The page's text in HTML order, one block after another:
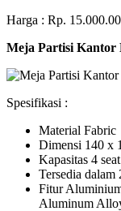
Harga : Rp.
Meja Partisi Kantor
Spesifikasi :
Material Fabric
Dimensi 140 x
Kapasitas 4 seat
Tersedia dalam
Fitur
Aluminum